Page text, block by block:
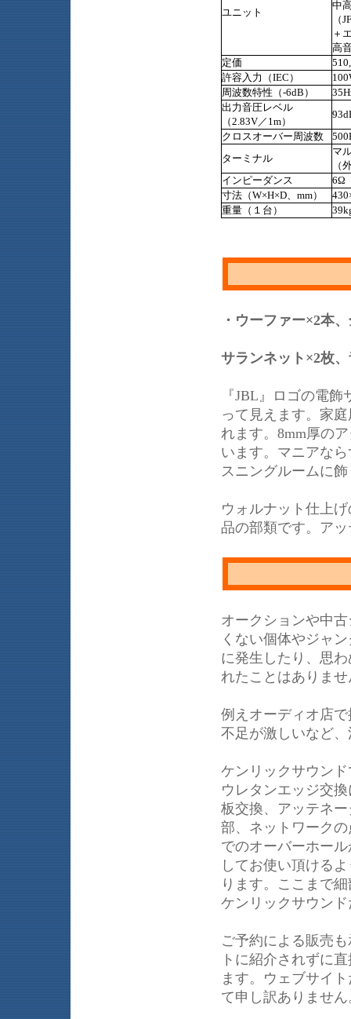
ユニット
中
（
＋
高
定価
許容入力（IEC）
周波数特性（-6dB）
出力音圧レベル
（2.83V／1m）
クロスオーバー周波数
ターミナル
マ
（
インピーダンス
6Ω
寸法（W×H×D、mm）
重量（１台）
・ウーファー×2本
サランネット×2枚
『JBL』ロゴの電
って見えます。家
れます。8mm厚の
います。マニアな
スニングルームに
ウォルナット仕上
品の部類です。ア
オークションや中
くない個体やジャ
に発生したり、思
れたことはありませ
例えオーディオ店
不足が激しいなど
ケンリックサウン
ウレタンエッジ交
板交換、アッテネ
部、ネットワーク
でのオーバーホー
してお使い頂ける
ります。ここまで
ケンリックサウン
ご予約による販売
トに紹介されずに
ます。ウェブサイ
て申し訳ありません